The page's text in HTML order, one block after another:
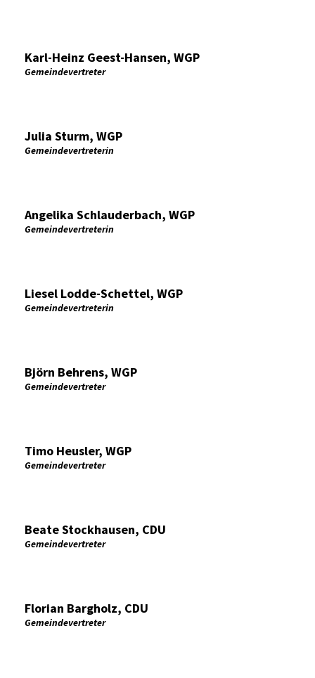
Karl-Heinz Geest-Hansen, WGP
Gemeindevertreter
Julia Sturm, WGP
Gemeindevertreterin
Angelika Schlauderbach, WGP
Gemeindevertreterin
Liesel Lodde-Schettel, WGP
Gemeindevertreterin
Björn Behrens, WGP
Gemeindevertreter
Timo Heusler, WGP
Gemeindevertreter
Beate Stockhausen, CDU
Gemeindevertreter
Florian Bargholz, CDU
Gemeindevertreter